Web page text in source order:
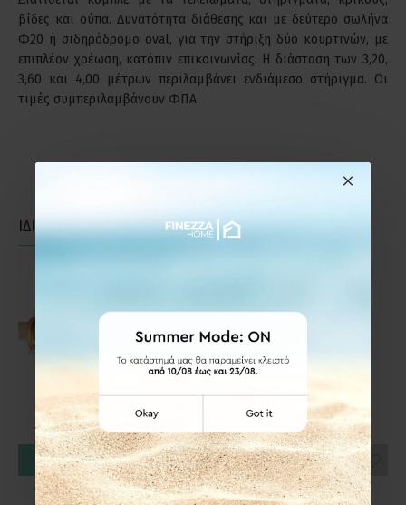
βίδες και ούπα. Δυνατότητα διάθεσης και με δεύτερο σωλήνα
Φ20 ή σιδηρόδρομο oval, για την στήριξη δύο κουρτινών, με
επιπλέον χρέωση, κατόπιν επικοινωνίας. Η διάσταση των 3,20,
3,60 και 4,00 μέτρων περιλαμβάνει ενδιάμεσο στήριγμα. Οι
τιμές συμπεριλαμβάνουν ΦΠΑ.
ΙΔΙΑΣ ΚΑΤΗΓΟΡΙΑΣ ΙΔΙΑΣ ΕΤΑΙΡΕΙΑΣ
Frans Interior Design
ΚΑΛΆΘΙ
Frans Interior Design
ΚΑΛΆΘΙ